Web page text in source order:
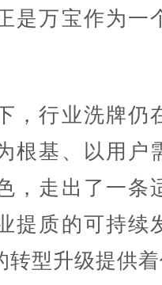
是万宝作为一
行业洗牌仍
根基、以用户
，走出了一条
提质的可持续
转型升级提供